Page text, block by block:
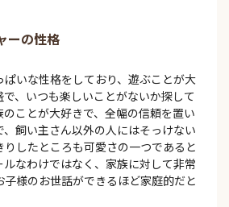
ーの性格
いな性格をしており、遊ぶことが大
、いつも楽しいことがないか探して
ことが大好きで、全幅の信頼を置い
飼い主さん以外の人にはそっけない
したところも可愛さの一つであると
なわけではなく、家族に対して非常
子様のお世話ができるほど家庭的だと